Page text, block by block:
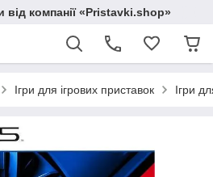
від компанії «Pristavki.shop»
Ігри для ігрових приставок Ігри